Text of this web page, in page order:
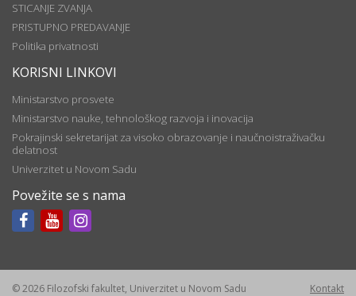
STICANJE ZVANJA
PRISTUPNO PREDAVANJE
Politika privatnosti
KORISNI LINKOVI
Ministarstvo prosvete
Ministarstvo nauke, tehnološkog razvoja i inovacija
Pokrajinski sekretarijat za visoko obrazovanje i naučnoistraživačku
delatnost
Univerzitet u Novom Sadu
Povežite se s nama
© 2026 Filozofski fakultet, Univerzitet u Novom Sadu Kontakt